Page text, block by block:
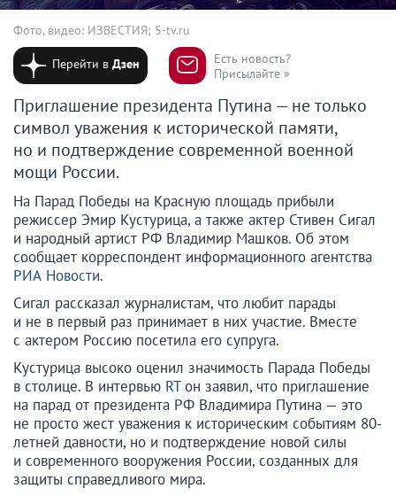
Фото, видео: ИЗВЕСТИЯ; 5-tv.ru
Перейти вДзен
Есть новость?
Присылайте »
Приглашение президента Путина — не только
символ уважения к исторической памяти,
но и подтверждение современной военной
мощи России.
На Парад Победы на Красную площадь прибыли
режиссер Эмир Кустурица, а также актер Стивен Сигал
и народный артист РФ Владимир Машков. Об этом
сообщает корреспондент информационного агентства
РИА Новости.
Сигал рассказал журналистам, что любит парады
и не в первый раз принимает в них участие. Вместе
с актером Россию посетила его супруга.
Кустурица высоко оценил значимость Парада Победы
в столице. В интервью RTон заявил, что приглашение
на парад от президента РФ Владимира Путина — это
не просто жест уважения к историческим событиям 80-
летней давности, но и подтверждение новой силы
и современного вооружения России, созданных для
защиты справедливого мира.